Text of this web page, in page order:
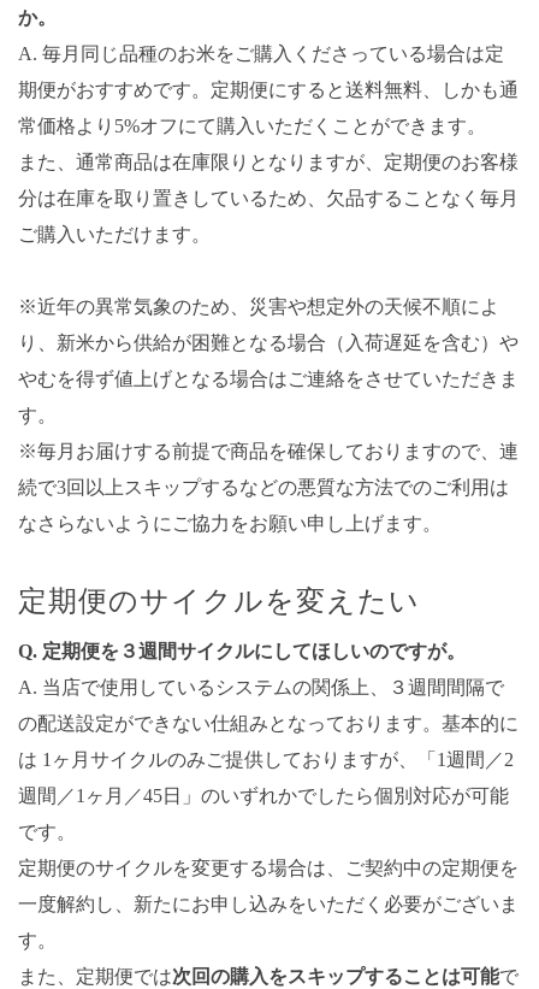
か。
A. 毎月同じ品種のお米をご購入くださっている場合は定
期便がおすすめです。定期便にすると送料無料、しかも通
常価格より5%オフにて購入いただくことができます。
また、通常商品は在庫限りとなりますが、定期便のお客様
分は在庫を取り置きしているため、欠品することなく毎月
ご購入いただけます。
※近年の異常気象のため、災害や想定外の天候不順によ
り、新米から供給が困難となる場合（入荷遅延を含む）や
やむを得ず値上げとなる場合はご連絡をさせていただきま
す。
※毎月お届けする前提で商品を確保しておりますので、連
続で3回以上スキップするなどの悪質な方法でのご利用は
なさらないようにご協力をお願い申し上げます。
定期便のサイクルを変えたい
Q. 定期便を３週間サイクルにしてほしいのですが。
A. 当店で使用しているシステムの関係上、３週間間隔で
の配送設定ができない仕組みとなっております。基本的に
は 1ヶ月サイクルのみご提供しておりますが、「1週間／2
週間／1ヶ月／45日」のいずれかでしたら個別対応が可能
です。
定期便のサイクルを変更する場合は、ご契約中の定期便を
一度解約し、新たにお申し込みをいただく必要がございま
す。
また、定期便では次回の購入をスキップすることは可能で